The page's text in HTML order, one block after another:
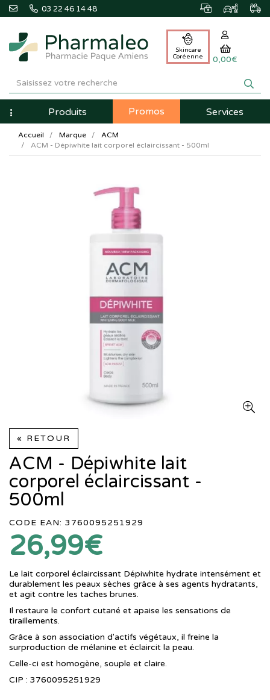
03 22 46 14 48
Pharmaleo
Pharmacie
Paque
Amiens
Skincare
Coréenne
0,00€
NavigationProduits Promos Services
Accueil Marque
ACM
ACM - Dépiwhite lait corporel éclaircissant - 500ml
« RETOUR
ACM - Dépiwhite lait
corporel éclaircissant -
500ml
CODE EAN: 3760095251929
26,99€
Le lait corporel éclaircissant Dépiwhite hydrate intensément et
durablement les peaux sèches grâce à ses agents hydratants,
et agit contre les taches brunes.
Il restaure le confort cutané et apaise les sensations de
tiraillements.
Grâce à son association d'actifs végétaux, il freine la
surproduction de mélanine et éclaircit la peau.
Celle-ci est homogène, souple et claire.
CIP : 3760095251929